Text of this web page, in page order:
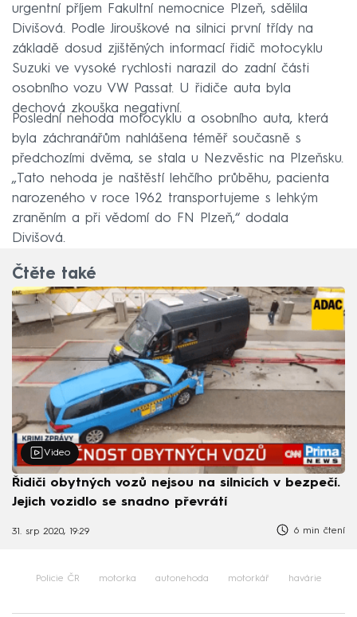
urgentní příjem Fakultní nemocnice Plzeň, sdělila
Divišová. Podle Jirouškové na silnici první třídy na
základě dosud zjištěných informací řidič motocyklu
Suzuki ve vysoké rychlosti narazil do zadní části
osobního vozu VW Passat. U řidiče auta byla
dechová zkouška negativní.
Poslední nehoda motocyklu a osobního auta, která
byla záchranářům nahlášena téměř současně s
předchozími dvěma, se stala u Nezvěstic na Plzeňsku.
„Tato nehoda je naštěstí lehčího průběhu, pacienta
narozeného v roce 1962 transportujeme s lehkým
zraněním a při vědomí do FN Plzeň,“ dodala
Divišová.
Čtěte také
Video
Řidiči obytných vozů nejsou na silnicích v bezpečí.
Jejich vozidlo se snadno převrátí
31. srp 2020, 19:29 6 min čtení
Policie ČR motorka autonehoda motorkář havárie